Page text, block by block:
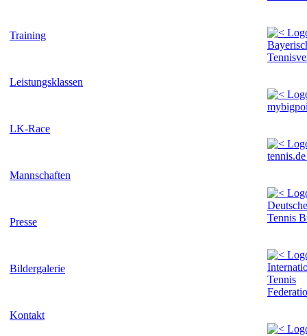
Training
Leistungsklassen
LK-Race
Mannschaften
Presse
Bildergalerie
Kontakt